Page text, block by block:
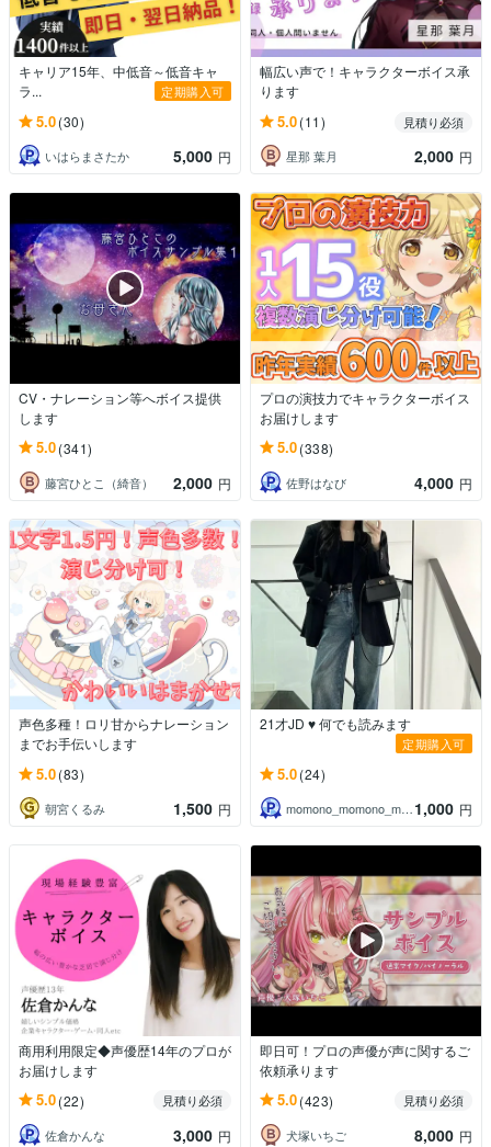
キャリア15年、中低音～低音キャ
ラ...
定期購入可
5.0(30)
いはらまさたか 5,000 円
幅広い声で！キャラクターボイス承
ります
5.0(11)
見積り必須
星那 葉月
2,000 円
CV・ナレーション等へボイス提供
します
5.0(341)
藤宮ひとこ（綺音） 2,000 円
プロの演技力でキャラクターボイス
お届けします
5.0(338)
佐野はなび 4,000 円
声色多種！ロリ甘からナレーション
までお手伝いします
5.0(83)
朝宮くるみ 1,500 円
21才JD ♥ 何でも読みます
定期購入可
5.0(24)
momono_momono_momono 1,000 円
商用利用限定◆声優歴14年のプロが
お届けします
5.0(22)
見積り必須
佐倉かんな
3,000 円
即日可！プロの声優が声に関するご
依頼承ります
5.0(423)
見積り必須
犬塚いちご
8,000 円